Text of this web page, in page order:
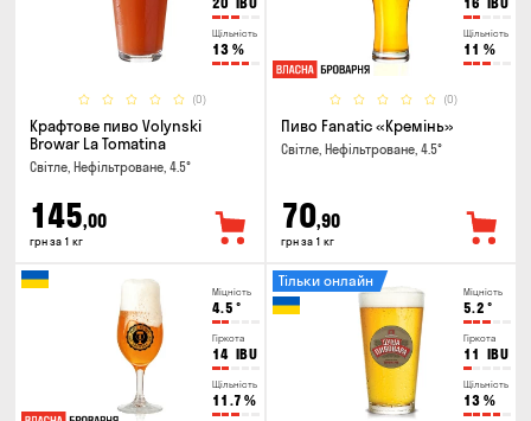
Щільність
13 %
(0)
Крафтове пиво Volynski
Browar La Tomatina
Світле, Нефільтроване, 4.5°
145,00
грн за 1 кг
Щільність
11 %
(0)
Пиво Fanatic «Кремінь»
Світле, Нефільтроване, 4.5°
70,90
грн за 1 кг
Міцність
4.5 °
Гіркота
14 IBU
Щільність
11.7 %
Міцність
5.2 °
Гіркота
11 IBU
Щільність
13 %
Тільки онлайн